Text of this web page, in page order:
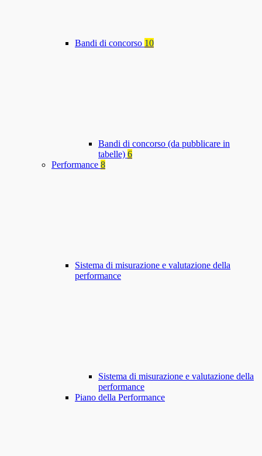
Bandi di concorso 10
Bandi di concorso (da pubblicare in
tabelle) 6
Performance 8
Sistema di misurazione e valutazione della
performance
Sistema di misurazione e valutazione della
performance
Piano della Performance